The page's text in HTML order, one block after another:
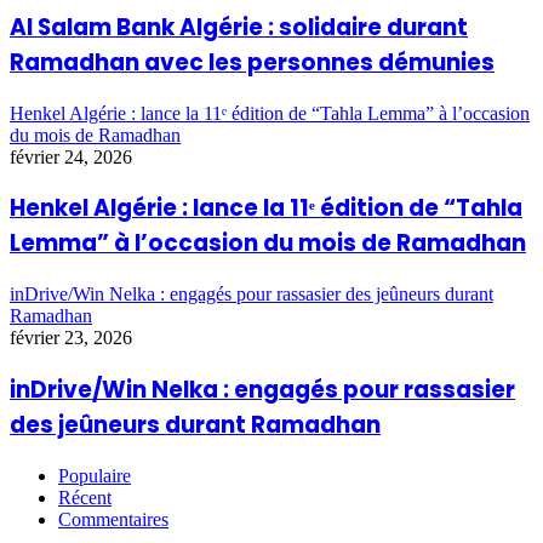
Al Salam Bank Algérie : solidaire durant
Ramadhan avec les personnes démunies
Henkel Algérie : lance la 11ᵉ édition de “Tahla Lemma” à l’occasion
du mois de Ramadhan
février 24, 2026
Henkel Algérie : lance la 11ᵉ édition de “Tahla
Lemma” à l’occasion du mois de Ramadhan
inDrive/Win Nelka : engagés pour rassasier des jeûneurs durant
Ramadhan
février 23, 2026
inDrive/Win Nelka : engagés pour rassasier
des jeûneurs durant Ramadhan
Populaire
Récent
Commentaires